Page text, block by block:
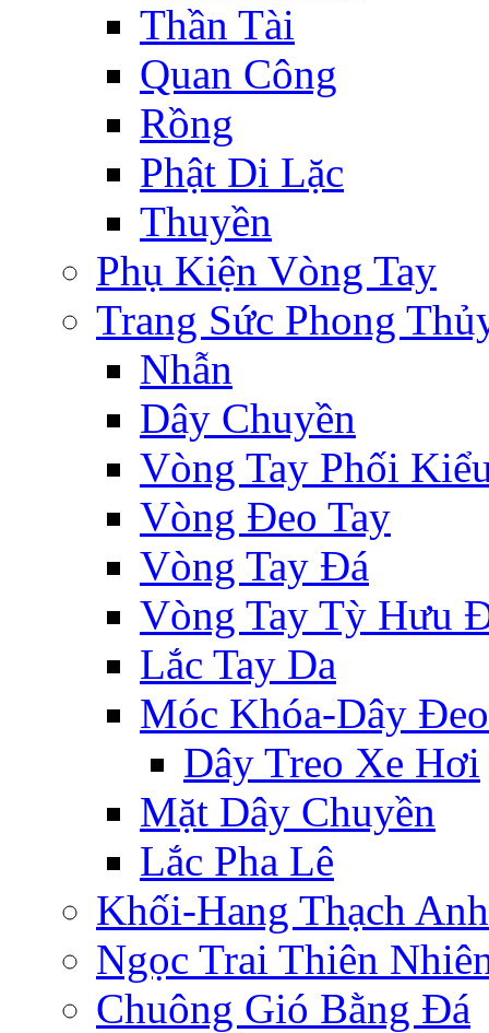
Thần Tài
Quan Công
Rồng
Phật Di Lặc
Thuyền
Phụ Kiện Vòng Tay
Trang Sức Phong
Nhẫn
Dây Chuyền
Vòng Tay Phối
Vòng Đeo Tay
Vòng Tay Đá
Vòng Tay Tỳ Hưu
Lắc Tay Da
Móc Khóa-Dây Đeo
Dây Treo Xe Hơi
Mặt Dây Chuyền
Lắc Pha Lê
Khối-Hang Thạch Anh
Ngọc Trai Thiên
Chuông Gió Bằng Đá